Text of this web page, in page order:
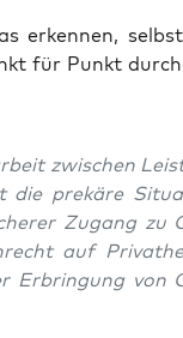
erken­nen,
für Punkt
zwi­schen
die pre­kä­re
Zugang zu
auf
Erbrin­gung von